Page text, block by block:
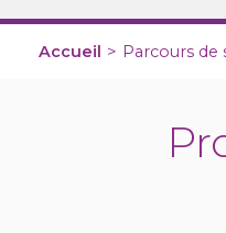
Accueil > Parcours de